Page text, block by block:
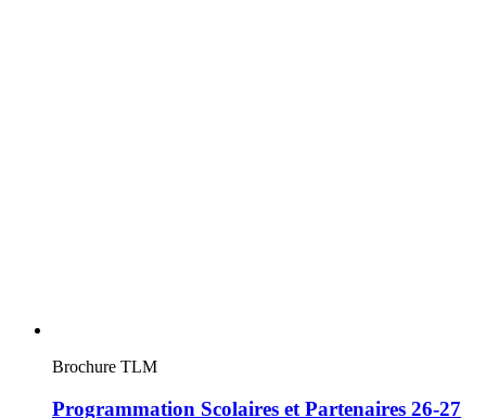
Brochure TLM
Programmation Scolaires et Partenaires 26-27